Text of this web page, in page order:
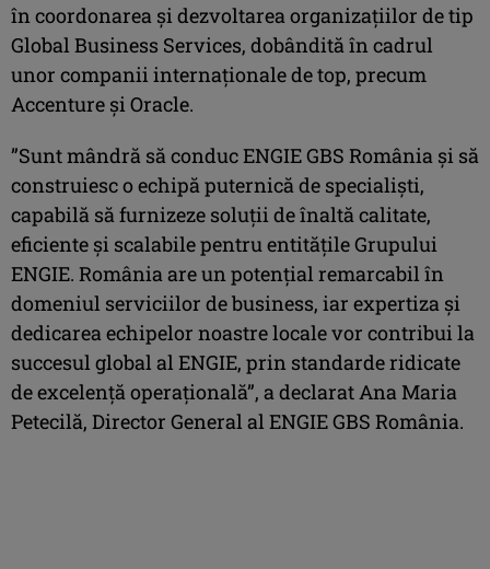
în coordonarea și dezvoltarea organizațiilor de tip
Global Business Services, dobândită în cadrul
unor companii internaționale de top, precum
Accenture și Oracle.
”Sunt mândră să conduc ENGIE GBS România și să
construiesc o echipă puternică de specialiști,
capabilă să furnizeze soluții de înaltă calitate,
eficiente și scalabile pentru entitățile Grupului
ENGIE. România are un potențial remarcabil în
domeniul serviciilor de business, iar expertiza și
dedicarea echipelor noastre locale vor contribui la
succesul global al ENGIE, prin standarde ridicate
de excelență operațională”, a declarat Ana Maria
Petecilă, Director General al ENGIE GBS România.